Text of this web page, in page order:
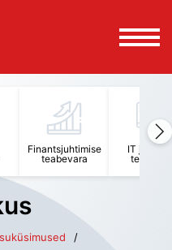
Finantsjuhtimise
teabevara
IT